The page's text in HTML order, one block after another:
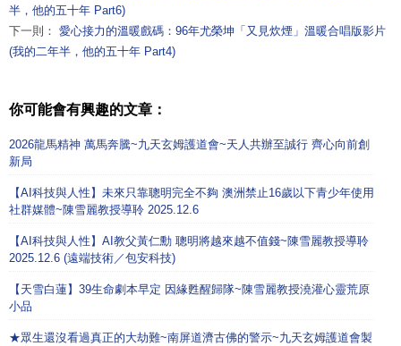
半，他的五十年 Part6)
下一則： 愛心接力的溫暖戲碼：96年尤榮坤「又見炊煙」溫暖合唱版影片
(我的二年半，他的五十年 Part4)
你可能會有興趣的文章：
2026龍馬精神 萬馬奔騰~九天玄姆護道會~天人共辦至誠行 齊心向前創
新局
【AI科技與人性】未來只靠聰明完全不夠 澳洲禁止16歲以下青少年使用
社群媒體~陳雪麗教授導聆 2025.12.6
【AI科技與人性】AI教父黃仁勳 聰明將越來越不值錢~陳雪麗教授導聆
2025.12.6 (遠端技術／包安科技)
【天雪白蓮】39生命劇本早定 因緣甦醒歸隊~陳雪麗教授澆灌心靈荒原
小品
★眾生還沒看過真正的大劫難~南屏道濟古佛的警示~九天玄姆護道會製